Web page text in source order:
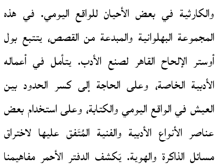
والكارثية في بعض الأحيان للواقع اليومي. في هذه
المجموعة البهلوانية والمبدعة من القصص، يتتبع بول
أوستر الإلحاح القاهر لصنع الأدب. يتأمل في أعماله
الأدبية الخاصة، وعلى الحاجة إلى كسر الحدود بين
العيش في الواقع اليومي والكتابة، وعلى استخدام بعض
عناصر الأنواع الأدبية والفنية المُتَفق عليها لاختراق
مسائل الذاكرة والهوية. يَكشف الدفتر الأحمر مفاهيمنا